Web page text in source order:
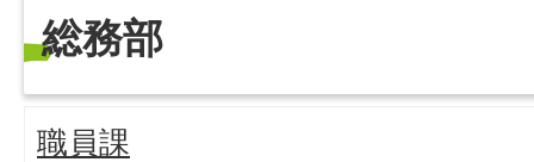
総務部
職員課